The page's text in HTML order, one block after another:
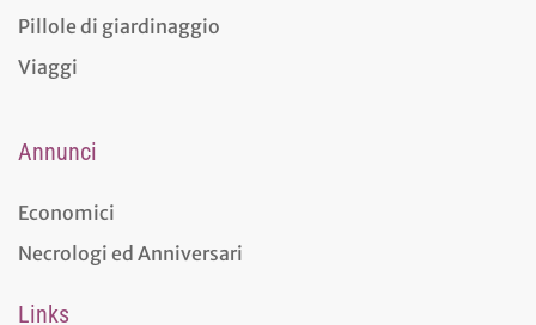
Pillole di giardinaggio
Viaggi
Annunci
Economici
Necrologi ed Anniversari
Links